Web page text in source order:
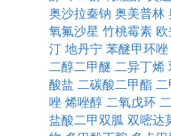
奥沙拉秦钠 奥美普林
氧氟沙星 竹桃霉素
汀 地丹宁 苯醚甲环唑
二醇二甲醚 二异丁烯
酸盐 二碳酸二甲酯
唑 烯唑醇 二氧戊环
盐酸二甲双胍 双嘧达